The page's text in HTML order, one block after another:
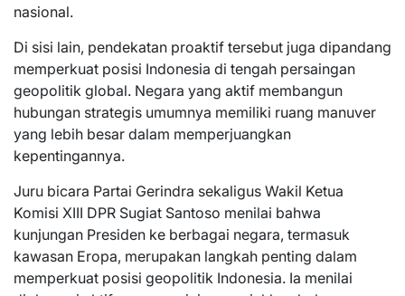
nasional.
Di sisi lain, pendekatan proaktif tersebut juga dipandang
memperkuat posisi Indonesia di tengah persaingan
geopolitik global. Negara yang aktif membangun
hubungan strategis umumnya memiliki ruang manuver
yang lebih besar dalam memperjuangkan
kepentingannya.
Juru bicara Partai Gerindra sekaligus Wakil Ketua
Komisi XIII DPR Sugiat Santoso menilai bahwa
kunjungan Presiden ke berbagai negara, termasuk
kawasan Eropa, merupakan langkah penting dalam
memperkuat posisi geopolitik Indonesia. Ia menilai